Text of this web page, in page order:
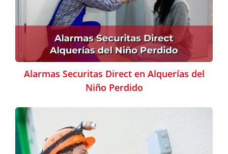
Alarmas Securitas Direct en Alquerías del
Niño Perdido